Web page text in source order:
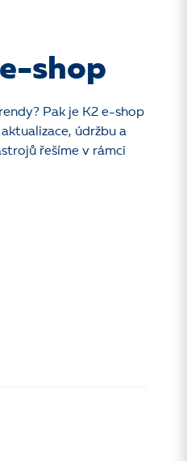
shop
Pak je K2 e-shop
údržbu a
řešíme v rámci